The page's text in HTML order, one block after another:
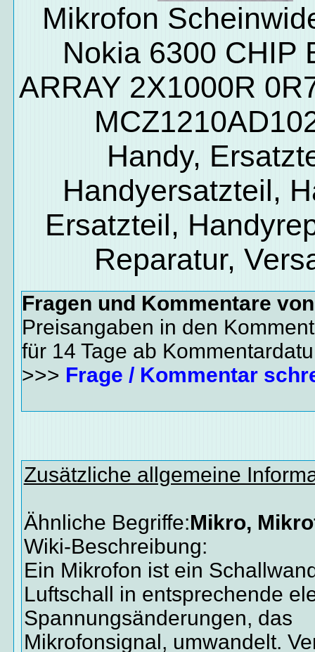
Mikrofon
Nokia 6300 CHIP
ARRAY 2X1000R
Handy,
Handyersatzteil,
Ersatzteil,
Reparatur,
Fragen und Kommentare
Preisangaben in den
für 14 Tage ab
>>> Frage / Kommentar
Zusätzliche allgemeine
Ähnliche Begriffe:Mikro,
Wiki-Beschreibung:
Ein Mikrofon ist ein
Luftschall in entsprechende
Spannungsänderungen, das
Mikrofonsignal, umwandelt.